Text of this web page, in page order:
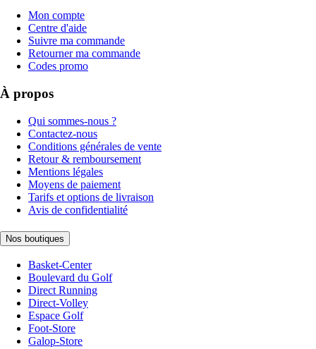
Mon compte
Centre d'aide
Suivre ma commande
Retourner ma commande
Codes promo
À propos
Qui sommes-nous ?
Contactez-nous
Conditions générales de vente
Retour & remboursement
Mentions légales
Moyens de paiement
Tarifs et options de livraison
Avis de confidentialité
Nos boutiques
Basket-Center
Boulevard du Golf
Direct Running
Direct-Volley
Espace Golf
Foot-Store
Galop-Store